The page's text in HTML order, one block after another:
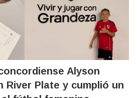
Alyson
River Plate y cumplió un